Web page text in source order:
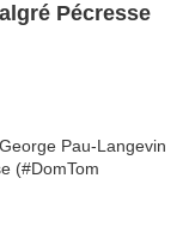
Pécresse